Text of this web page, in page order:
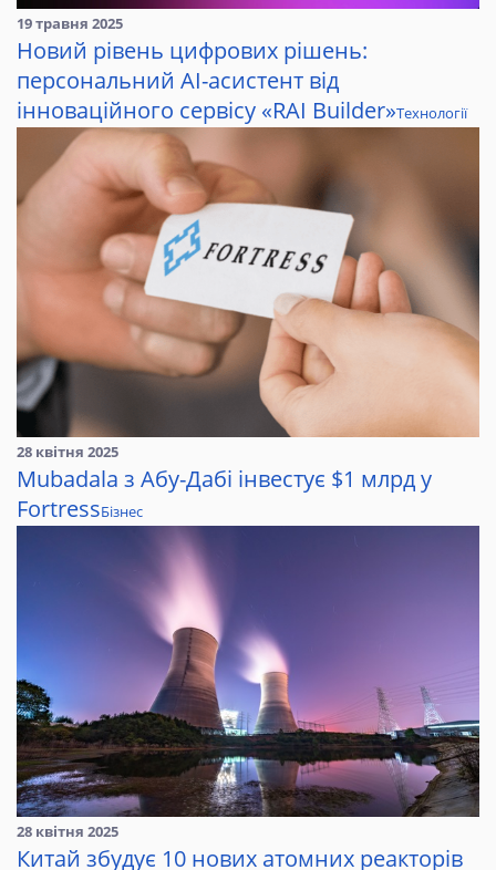
19 травня 2025
Новий рівень цифрових рішень:
персональний AI-асистент від
інноваційного сервісу «RAI Builder»Технології
28 квітня 2025
Mubadala з Абу-Дабі інвестує $1 млрд у
FortressБізнес
28 квітня 2025
Китай збудує 10 нових атомних реакторів